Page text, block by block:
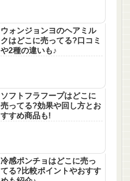
ウォンジョンヨのヘアミル
クはどこに売ってる?口コミ
や2種の違いも♪
ソフトフラフープはどこに
売ってる?効果や回し方とお
すすめ商品も!
冷感ポンチョはどこに売っ
てる?比較ポイントやおすす